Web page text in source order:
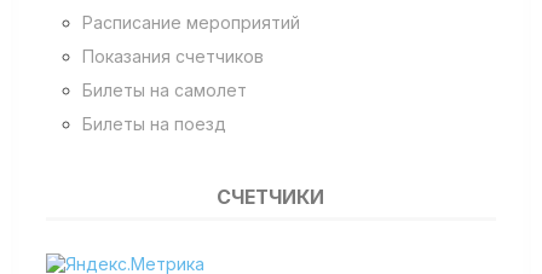
Расписание мероприятий
Показания счетчиков
Билеты на самолет
Билеты на поезд
СЧЕТЧИКИ